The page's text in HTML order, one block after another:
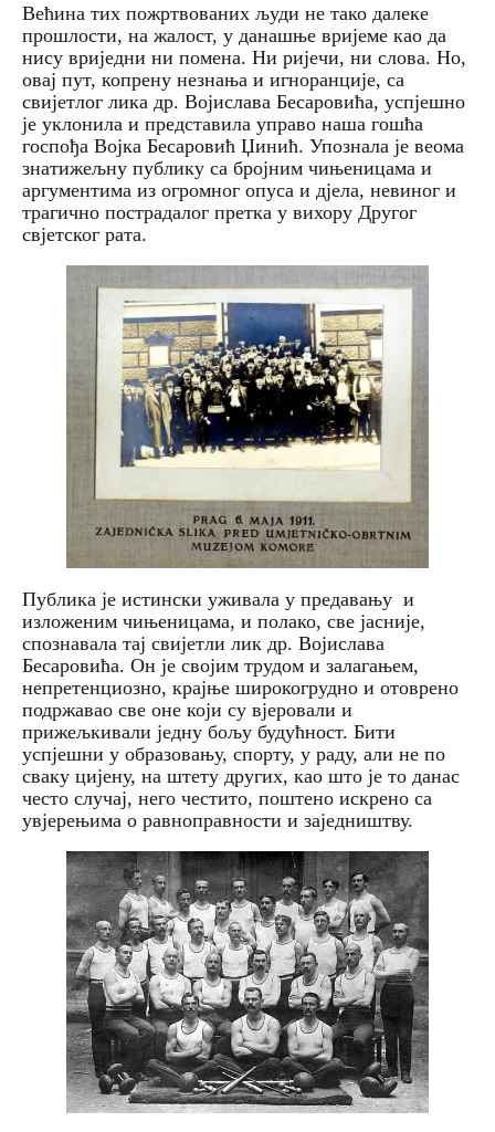
Већина тих пожртвованих људи не тако далеке
прошлости, на жалост, у данашње вријеме као да
нису вриједни ни помена. Ни ријечи, ни слова. Но,
овај пут, копрену незнања и игноранције, са
свијетлог лика др. Војислава Бесаровића, успјешно
је уклонила и представила управо наша гошћа
госпођа Војка Бесаровић Џинић. Упознала је веома
знатижељну публику са бројним чињеницама и
аргументима из огромног опуса и дјела, невиног и
трагично пострадалог претка у вихору Другог
свјетског рата.
Публика је истински уживала у предавању и
изложеним чињеницама, и полако, све јасније,
спознавала тај свијетли лик др. Војислава
Бесаровића. Он је својим трудом и залагањем,
непретенциозно, крајње широкогрудно и отоврено
подржавао све оне који су вјеровали и
прижељкивали једну бољу будућност. Бити
успјешни у образовању, спорту, у раду, али не по
сваку цијену, на штету других, као што је то данас
често случај, него честито, поштено искрено са
увјерењима о равноправности и заједништву.